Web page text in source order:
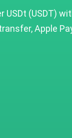
USDt (USDT)
Apple